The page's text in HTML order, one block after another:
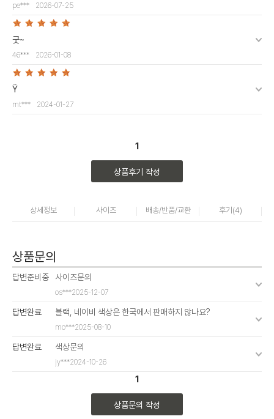
pe*** 2026-07-25
굿~
46*** 2026-01-08
Ÿ
mt*** 2024-01-27
1
상품후기 작성
상세정보 사이즈 배송/반품/교환 후기(4)
상품문의
답변준비중 사이즈문의
os***2025-12-07
답변완료 블랙, 네이비 색상은 한국에서 판매하지 않나요?
mo***2025-08-10
답변완료 색상문의
jy***2024-10-26
1
상품문의 작성